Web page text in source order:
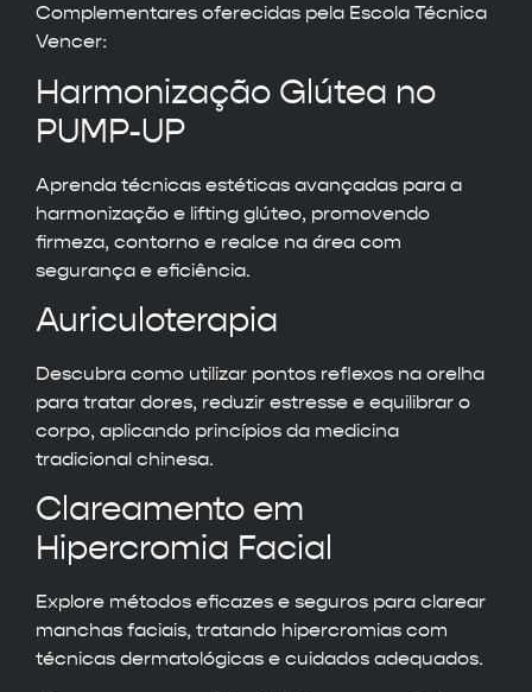
Complementares oferecidas pela Escola Técnica
Vencer:
Harmonização Glútea no
PUMP-UP
Aprenda técnicas estéticas avançadas para a
harmonização e lifting glúteo, promovendo
firmeza, contorno e realce na área com
segurança e eficiência.
Auriculoterapia
Descubra como utilizar pontos reflexos na orelha
para tratar dores, reduzir estresse e equilibrar o
corpo, aplicando princípios da medicina
tradicional chinesa.
Clareamento em
Hipercromia Facial
Explore métodos eficazes e seguros para clarear
manchas faciais, tratando hipercromias com
técnicas dermatológicas e cuidados adequados.